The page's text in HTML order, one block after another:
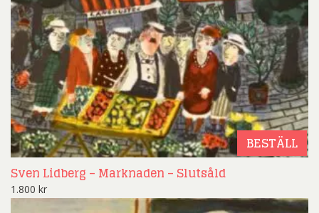
BESTÄLL
Sven Lidberg – Marknaden – Slutsåld
1.800 kr